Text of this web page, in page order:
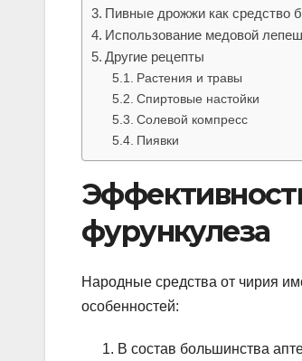
Пивные дрожжи как средство
Использование медовой
Другие рецепты
Растения и травы
Спиртовые настойки
Солевой компресс
Пиявки
фурункулеза
Народные средства от чирия
особенностей:
В состав большинства